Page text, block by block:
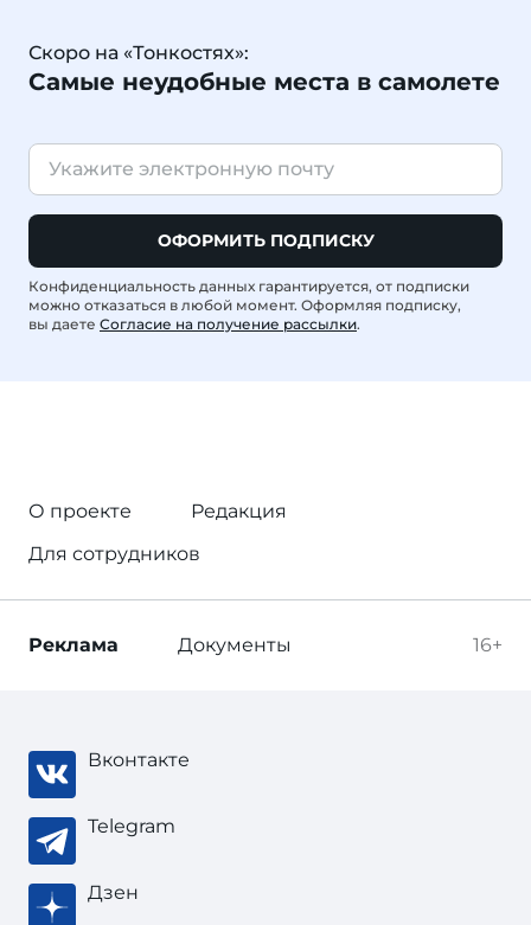
Скоро на «Тонкостях»:
Самые неудобные места в самолете
ОФОРМИТЬ ПОДПИСКУ
Конфиденциальность данных гарантируется, от подписки
можно отказаться в любой момент. Оформляя подписку,
вы даете Согласие на получение рассылки.
О проекте
Редакция
Для сотрудников
16+
Реклама Документы
Вконтакте
Telegram
Дзен